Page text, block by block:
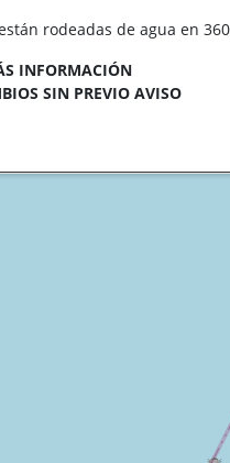
rodeadas de agua en
INFORMACIÓN
SIN PREVIO AVISO